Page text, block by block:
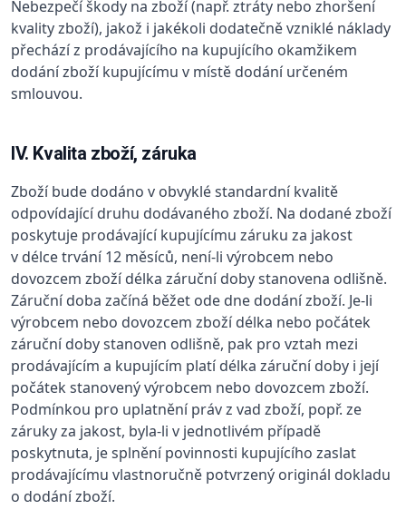
Nebezpečí škody na zboží (např. ztráty nebo zhoršení
kvality zboží), jakož i jakékoli dodatečně vzniklé náklady
přechází z prodávajícího na kupujícího okamžikem
dodání zboží kupujícímu v místě dodání určeném
smlouvou.
IV. Kvalita zboží, záruka
Zboží bude dodáno v obvyklé standardní kvalitě
odpovídající druhu dodávaného zboží. Na dodané zboží
poskytuje prodávající kupujícímu záruku za jakost
v délce trvání 12 měsíců, není-li výrobcem nebo
dovozcem zboží délka záruční doby stanovena odlišně.
Záruční doba začíná běžet ode dne dodání zboží. Je-li
výrobcem nebo dovozcem zboží délka nebo počátek
záruční doby stanoven odlišně, pak pro vztah mezi
prodávajícím a kupujícím platí délka záruční doby i její
počátek stanovený výrobcem nebo dovozcem zboží.
Podmínkou pro uplatnění práv z vad zboží, popř. ze
záruky za jakost, byla-li v jednotlivém případě
poskytnuta, je splnění povinnosti kupujícího zaslat
prodávajícímu vlastnoručně potvrzený originál dokladu
o dodání zboží.